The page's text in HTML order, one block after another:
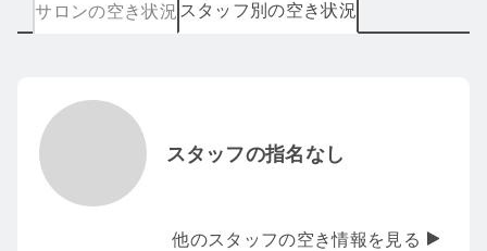
サロンの空き状況 スタッフ別の空き状況
スタッフの指名なし
他のスタッフの空き情報を見る